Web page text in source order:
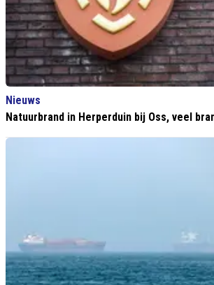
Nieuws
Natuurbrand in Herperduin bij Oss, veel